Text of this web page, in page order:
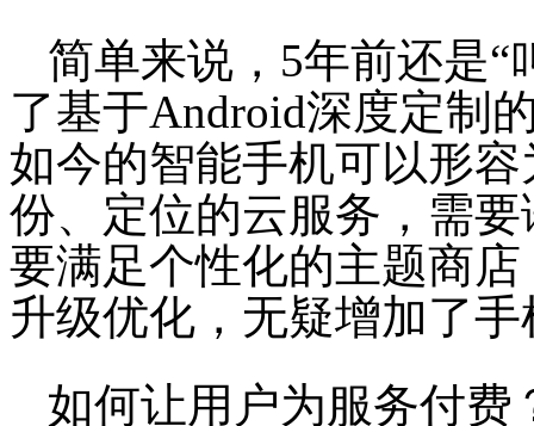
简单来说，5年前还是“
了基于Android深度定制
如今的智能手机可以形
份、定位的云服务，需
要满足个性化的主题商
升级优化，无疑增加了
如何让用户为服务付费